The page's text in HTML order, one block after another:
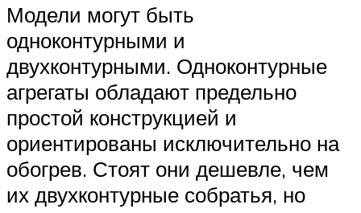
Модели могут быть
одноконтурными и
двухконтурными. Одноконтурные
агрегаты обладают предельно
простой конструкцией и
ориентированы исключительно на
обогрев. Стоят они дешевле, чем
их двухконтурные собратья, но